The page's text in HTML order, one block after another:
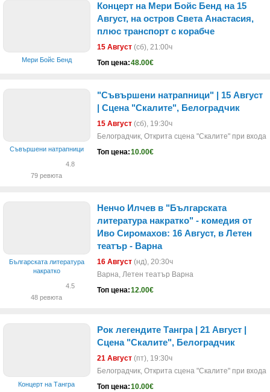
Мери Бойс Бенд
Концерт на Мери Бойс Бенд на 15
Август, на остров Света Анастасия,
плюс транспорт с корабче
15 Август (сб), 21:00ч
Топ цена:48.00€
Съвършени натрапници
4.8
79 ревюта
"Съвършени натрапници" | 15 Август
| Сцена "Скалите", Белоградчик
15 Август (сб), 19:30ч
Белоградчик, Открита сцена "Скалите" при
Топ цена:10.00€
Българската литература
накратко
4.5
48 ревюта
Ненчо Илчев в "Българската
литература накратко" - комедия от
Иво Сиромахов: 16 Август, в Летен
театър - Варна
16 Август (нд), 20:30ч
Варна, Летен театър Варна
Топ цена:12.00€
Концерт на Тангра
Рок легендите Тангра | 21 Aвгуст |
Сцена "Скалите", Белоградчик
21 Август (пт), 19:30ч
Белоградчик, Открита сцена "Скалите" при
Топ цена:10.00€